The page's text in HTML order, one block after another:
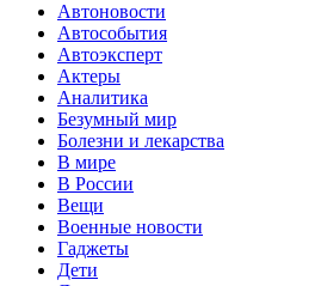
Автоновости
Автособытия
Автоэксперт
Актеры
Аналитика
Безумный мир
Болезни и лекарства
В мире
В России
Вещи
Военные новости
Гаджеты
Дети